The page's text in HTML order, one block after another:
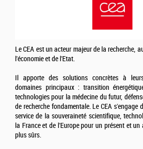
Le CEA est un acteur majeur de la recherche,
l'économie et de l'Etat.
Il apporte des solutions concrètes à
domaines principaux : transition
technologies pour la médecine du futur,
de recherche fondamentale. Le CEA s'engage
service de la souveraineté scientifique,
la France et de l'Europe pour un présent et
plus sûrs.